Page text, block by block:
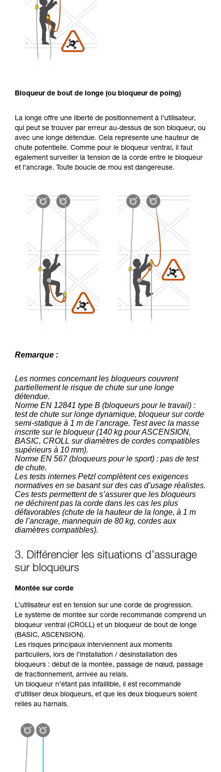
Bloqueur de bout de longe (ou bloqueur de poing)
La longe offre une liberté de positionnement à l’utilisateur,
qui peut se trouver par erreur au-dessus de son bloqueur, ou
avec une longe détendue. Cela représente une hauteur de
chute potentielle. Comme pour le bloqueur ventral, il faut
également surveiller la tension de la corde entre le bloqueur
et l’ancrage. Toute boucle de mou est dangereuse.
Remarque :
Les normes concernant les bloqueurs couvrent
partiellement le risque de chute sur une longe
détendue.
Norme EN 12841 type B (bloqueurs pour le travail) :
test de chute sur longe dynamique, bloqueur sur corde
semi-statique à 1 m de l’ancrage. Test avec la masse
inscrite sur le bloqueur (140 kg pour ASCENSION,
BASIC, CROLL sur diamètres de cordes compatibles
supérieurs à 10 mm).
Norme EN 567 (bloqueurs pour le sport) : pas de test
de chute.
Les tests internes Petzl complètent ces exigences
normatives en se basant sur des cas d’usage réalistes.
Ces tests permettent de s’assurer que les bloqueurs
ne déchirent pas la corde dans les cas les plus
défavorables (chute de la hauteur de la longe, à 1 m
de l’ancrage, mannequin de 80 kg, cordes aux
diamètres compatibles).
3. Différencier les situations d’assurage
sur bloqueurs
Montée sur corde
L’utilisateur est en tension sur une corde de progression.
Le système de montée sur corde recommandé comprend un
bloqueur ventral (CROLL) et un bloqueur de bout de longe
(BASIC, ASCENSION).
Les risques principaux interviennent aux moments
particuliers, lors de l’installation / désinstallation des
bloqueurs : début de la montée, passage de nœud, passage
de fractionnement, arrivée au relais.
Un bloqueur n’étant pas infaillible, il est recommandé
d’utiliser deux bloqueurs, et que les deux bloqueurs soient
reliés au harnais.